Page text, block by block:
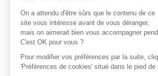
Livraisons
Guide des tailles
Politique de confidentialité
Conditions générales
de la Carte de Fidélité
On a attendu d'être sûrs que le contenu de ce
site vous intéresse avant de vous déranger,
mais on aimerait bien vous accompagner
C'est OK pour vous ?
Pour modifier vos préférences par la suite,
'Préférences de cookies' situé dans le pied de